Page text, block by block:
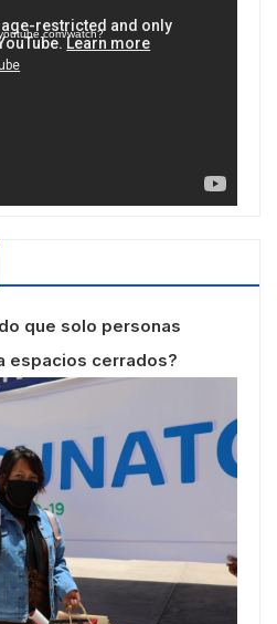
watch?
que solo personas
espacios cerrados?